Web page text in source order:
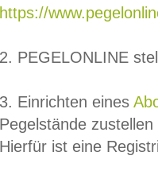
https://
2. PEGELONLINE
3. Einrichten eines
Pegelstände
Hierfür ist eine